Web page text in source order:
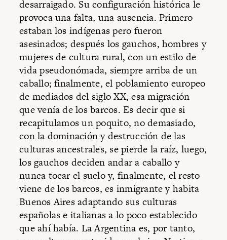
desarraigado. Su configuración histórica le
provoca una falta, una ausencia. Primero
estaban los indígenas pero fueron
asesinados; después los gauchos, hombres y
mujeres de cultura rural, con un estilo de
vida pseudonómada, siempre arriba de un
caballo; finalmente, el poblamiento europeo
de mediados del siglo XX, esa migración
que venía de los barcos. Es decir que si
recapitulamos un poquito, no demasiado,
con la dominación y destrucción de las
culturas ancestrales, se pierde la raíz, luego,
los gauchos deciden andar a caballo y
nunca tocar el suelo y, finalmente, el resto
viene de los barcos, es inmigrante y habita
Buenos Aires adaptando sus culturas
españolas e italianas a lo poco establecido
que ahí había. La Argentina es, por tanto,